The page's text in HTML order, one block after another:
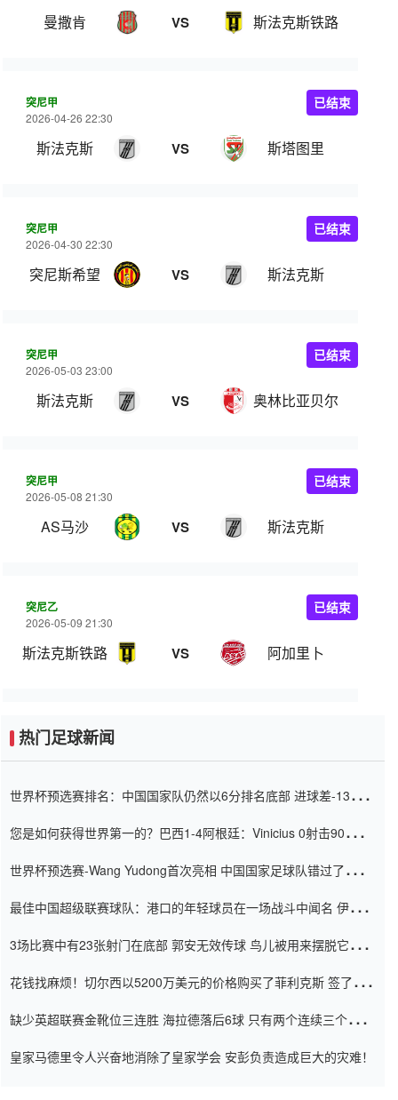
曼撒肯 VS 斯法克斯铁路
突尼甲
2026-04-26 22:30
斯法克斯 VS 斯塔图里
已结束
突尼甲
2026-04-30 22:30
突尼斯希望 VS 斯法克斯
已结束
突尼甲
2026-05-03 23:00
斯法克斯 VS 奥林比亚贝尔
已结束
突尼甲
2026-05-08 21:30
AS马沙 VS 斯法克斯
已结束
突尼乙
2026-05-09 21:30
斯法克斯铁路 VS 阿加里卜
已结束
热门足球新闻
世界杯预选赛排名：中国国家队仍然以6分排名底部 进球差-13令人
您是如何获得世界第一的？巴西1-4阿根廷：Vinicius 0射击90分钟
世界杯预选赛-Wang Yudong首次亮相 中国国家足球队错过了世界
最佳中国超级联赛球队：港口的年轻球员在一场战斗中闻名 伊万放
3场比赛中有23张射门在底部 郭安无效传球 鸟儿被用来摆脱它
花钱找麻烦！切尔西以5200万美元的价格购买了菲利克斯 签了7年
缺少英超联赛金靴位三连胜 海拉德落后6球 只有两个连续三个连续
皇家马德里令人兴奋地消除了皇家学会 安彭负责造成巨大的灾难！